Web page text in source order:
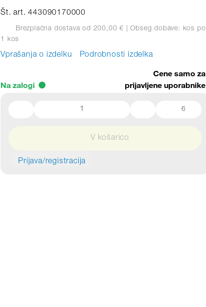
Št. art. 443090170000
Brezplačna dostava od 200,00 € | Obseg dobave: kos po
1 kos
Vprašanja o izdelku Podrobnosti izdelka
Na zalogi
Cene samo za
prijavljene uporabnike
6
V košarico
Prijava/registracija